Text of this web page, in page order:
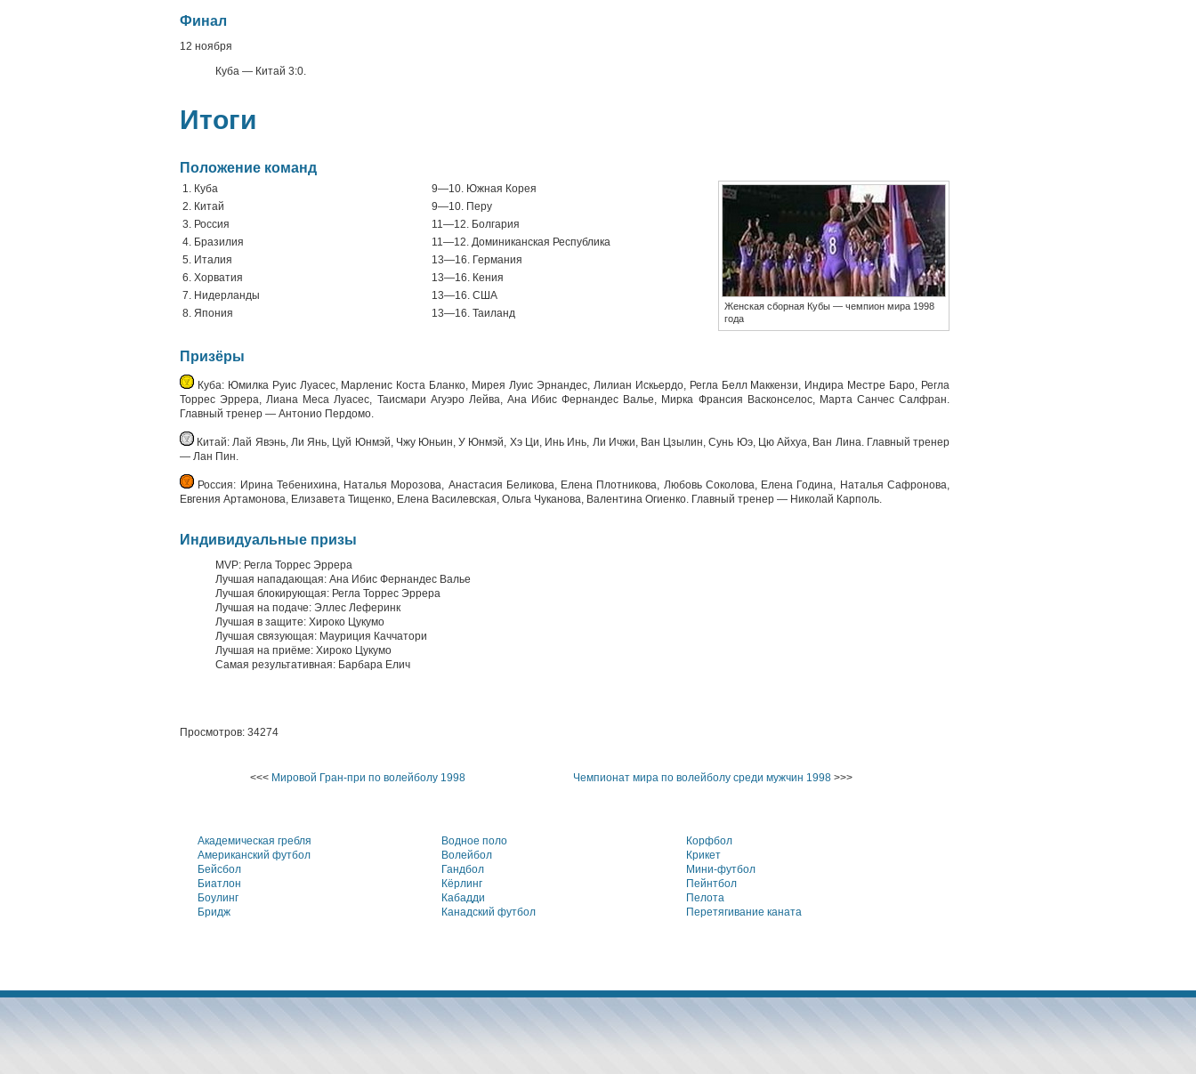
Финал
12 ноября
Куба — Китай 3:0.
Итоги
Положение команд
Женская сборная Кубы — чемпион мира 1998
года
1. Куба
9—10. Южная Корея
2. Китай
9—10. Перу
3. Россия
11—12. Болгария
4. Бразилия
11—12. Доминиканская Республика
5. Италия
13—16. Германия
6. Хорватия
13—16. Кения
7. Нидерланды
13—16. США
8. Япония
13—16. Таиланд
Призёры
Куба: Юмилка Руис Луасес, Марленис Коста Бланко, Мирея Луис Эрнандес, Лилиан Искьердо, Регла Белл Маккензи, Индира Местре Баро, Регла
Торрес Эррера, Лиана Меса Луасес, Таисмари Агуэро Лейва, Ана Ибис Фернандес Валье, Мирка Франсия Васконселос, Марта Санчес Салфран.
Главный тренер — Антонио Пердомо.
Китай: Лай Явэнь, Ли Янь, Цуй Юнмэй, Чжу Юньин, У Юнмэй, Хэ Ци, Инь Инь, Ли Ичжи, Ван Цзылин, Сунь Юэ, Цю Айхуа, Ван Лина. Главный тренер
— Лан Пин.
Россия: Ирина Тебенихина, Наталья Морозова, Анастасия Беликова, Елена Плотникова, Любовь Соколова, Елена Година, Наталья Сафронова,
Евгения Артамонова, Елизавета Тищенко, Елена Василевская, Ольга Чуканова, Валентина Огиенко. Главный тренер — Николай Карполь.
Индивидуальные призы
MVP: Регла Торрес Эррера
Лучшая нападающая: Ана Ибис Фернандес Валье
Лучшая блокирующая: Регла Торрес Эррера
Лучшая на подаче: Эллес Леферинк
Лучшая в защите: Хироко Цукумо
Лучшая связующая: Мауриция Каччатори
Лучшая на приёме: Хироко Цукумо
Самая результативная: Барбара Елич
Просмотров: 34274
<<< Мировой Гран-при по волейболу 1998 Чемпионат мира по волейболу среди мужчин 1998 >>>
Академическая гребля
Американский футбол
Бейсбол
Биатлон
Боулинг
Бридж
Водное поло
Волейбол
Гандбол
Кёрлинг
Кабадди
Канадский футбол
Корфбол
Крикет
Мини-футбол
Пейнтбол
Пелота
Перетягивание каната